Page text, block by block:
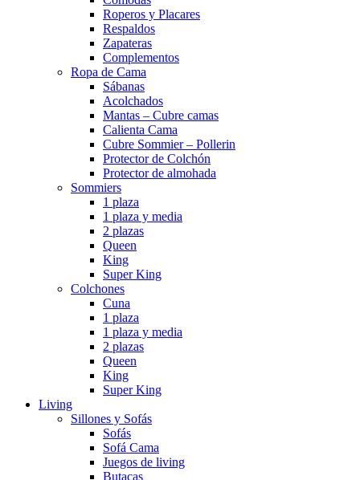
Roperos y Placares
Respaldos
Zapateras
Complementos
Ropa de Cama
Sábanas
Acolchados
Mantas – Cubre camas
Calienta Cama
Cubre Sommier – Pollerin
Protector de Colchón
Protector de almohada
Sommiers
1 plaza
1 plaza y media
2 plazas
Queen
King
Super King
Colchones
Cuna
1 plaza
1 plaza y media
2 plazas
Queen
King
Super King
Living
Sillones y Sofás
Sofás
Sofá Cama
Juegos de living
Butacas